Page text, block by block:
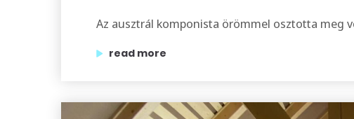
Az ausztrál komponista örömmel osztotta meg
read more
„mark john mcencroe budapesten készített